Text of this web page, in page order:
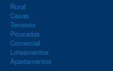
Rural
Casas
Terrenos
Pousadas
Comercial
Loteamentos
Apartamentos